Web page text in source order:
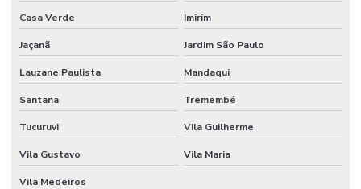
Casa Verde Imirim
Jaçanã Jardim São Paulo
Lauzane Paulista Mandaqui
Santana Tremembé
Tucuruvi Vila Guilherme
Vila Gustavo Vila Maria
Vila Medeiros